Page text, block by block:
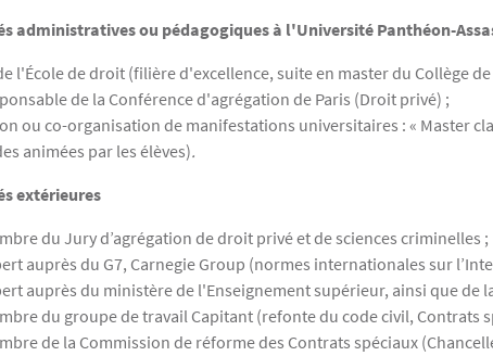
administratives ou pédagogiques à l'Université Panthéon-
l'École de droit (filière d'excellence, suite en master du Collège
de la Conférence d'agrégation de Paris (Droit privé) ;
ou co-organisation de manifestations universitaires : « Master
animées par les élèves).
extérieures
du Jury d’agrégation de droit privé et de sciences criminelles ;
auprès du G7, Carnegie Group (normes internationales sur
auprès du ministère de l'Enseignement supérieur, ainsi que
du groupe de travail Capitant (refonte du code civil, Contrats
de la Commission de réforme des Contrats spéciaux